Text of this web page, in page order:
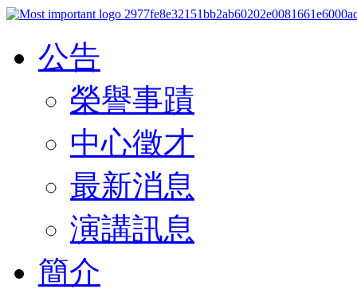
公告
榮譽事蹟
中心徵才
最新消息
演講訊息
簡介